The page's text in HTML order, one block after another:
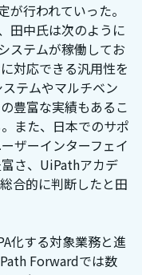
が行われていった。
田中氏は次のように
ステムが稼働してお
対応できる汎用性を
テムやマルチベン
豊富な実績もあるこ
また、日本でのサポ
ザーインターフェイ
さ、UiPathアカデ
合的に判断したと田
化する対象業務と進
Forwardでは数